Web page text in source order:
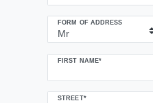
FORM OF ADDRESS
FIRST NAME*
STREET*